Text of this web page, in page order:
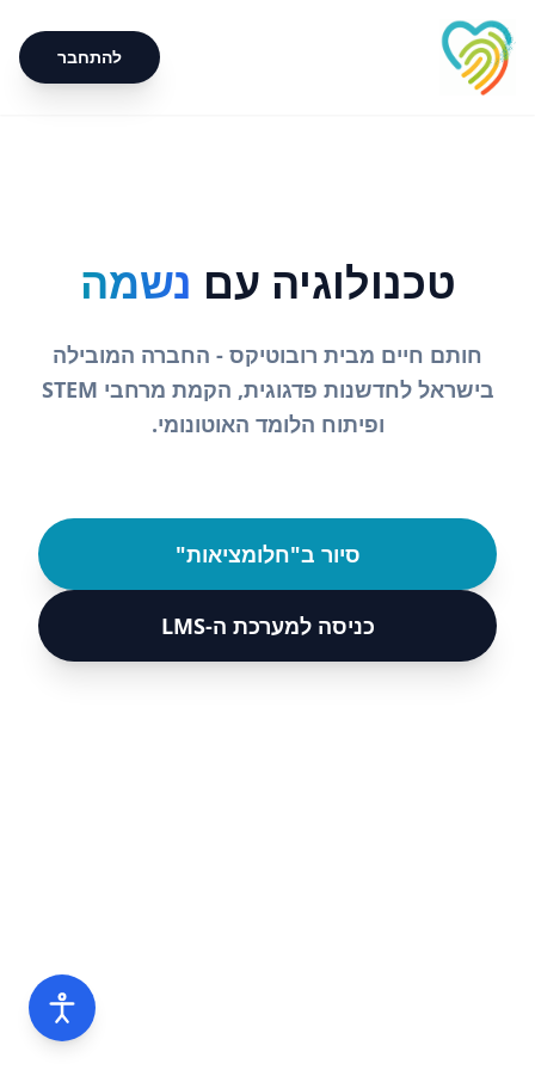
להתחבר
טכנולוגיה עם נשמה
חותם חיים מבית רובוטיקס - החברה המובילה
בישראל לחדשנות פדגוגית, הקמת מרחבי STEM
ופיתוח הלומד האוטונומי.
סיור ב"חלומציאות"
כניסה למערכת ה-LMS